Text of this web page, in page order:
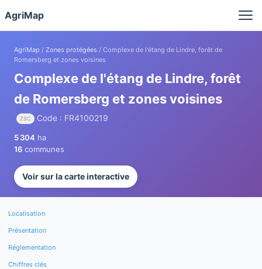
AgriMap
AgriMap / Zones protégées / Complexe de l'étang de Lindre, forêt de
Romersberg et zones voisines
Complexe de l'étang de Lindre, forêt
de Romersberg et zones voisines
ZSC Code : FR4100219
5 304 ha
16 communes
Voir sur la carte interactive
Localisation
Présentation
Réglementation
Chiffres clés